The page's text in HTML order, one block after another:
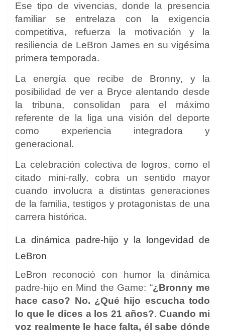
Ese tipo de vivencias, donde la presencia
familiar se entrelaza con la exigencia
competitiva, refuerza la motivación y la
resiliencia de LeBron James en su vigésima
primera temporada.
La energía que recibe de Bronny, y la
posibilidad de ver a Bryce alentando desde
la tribuna, consolidan para el máximo
referente de la liga una visión del deporte
como experiencia integradora y
generacional.
La celebración colectiva de logros, como el
citado mini-rally, cobra un sentido mayor
cuando involucra a distintas generaciones
de la familia, testigos y protagonistas de una
carrera histórica.
La dinámica padre-hijo y la longevidad de
LeBron
LeBron reconoció con humor la dinámica
padre-hijo en Mind the Game: “¿Bronny me
hace caso? No. ¿Qué hijo escucha todo
lo que le dices a los 21 años?.Cuando mi
voz realmente le hace falta, él sabe dónde